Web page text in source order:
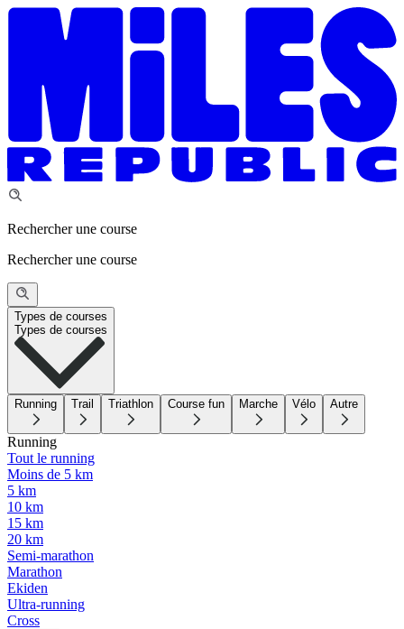
Rechercher une course
Rechercher une course
Types de courses
Types de courses
Running Trail Triathlon Course fun Marche Vélo Autre
Running
Tout le running
Moins de 5 km
5 km
10 km
15 km
20 km
Semi-marathon
Marathon
Ekiden
Ultra-running
Cross